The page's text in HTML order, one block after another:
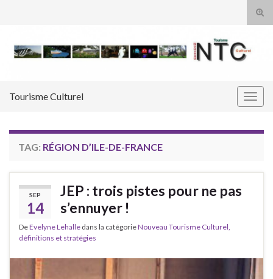
Tourisme Culturel
TAG: RÉGION D’ILE-DE-FRANCE
SEP
14
JEP : trois pistes pour ne pas
s’ennuyer !
DeEvelyne Lehalle dans la catégorieNouveau Tourisme Culturel,
définitions et stratégies